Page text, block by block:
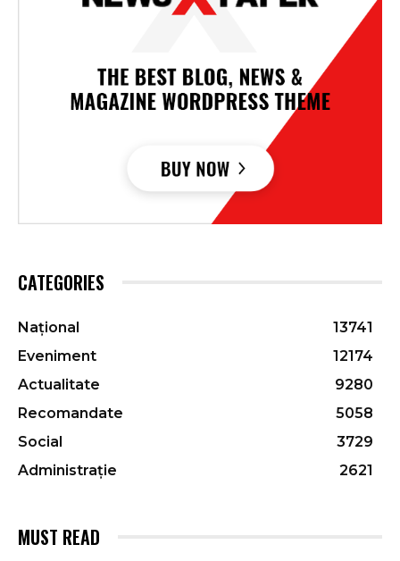
CATEGORIES
Național
13741
Eveniment
12174
Actualitate
9280
Recomandate
5058
Social
3729
Administrație
2621
MUST READ